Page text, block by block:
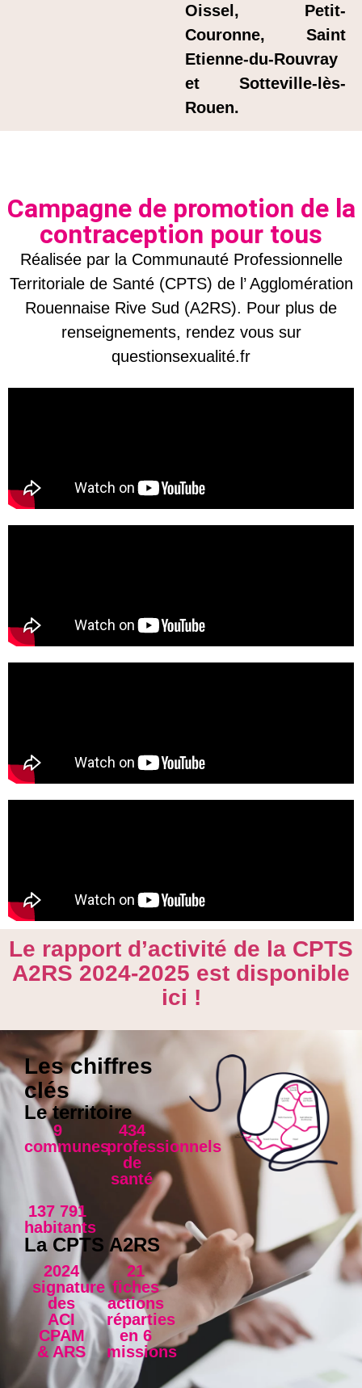
Oissel, Petit-
Couronne, Saint
Etienne-du-Rouvray
et Sotteville-lès-
Rouen.
Campagne de promotion de la
contraception pour tous
Réalisée par la Communauté Professionnelle
Territoriale de Santé (CPTS) de l’ Agglomération
Rouennaise Rive Sud (A2RS). Pour plus de
renseignements, rendez vous sur
questionsexualité.fr
Le rapport d’activité de la CPTS
A2RS 2024-2025 est disponible
ici !
Les chiffres
clés
Le territoire
9
communes
434
professionnels
de
santé
137 791
habitants
La CPTS A2RS
2024
signature
des
ACI
CPAM
& ARS
21
fiches
actions
réparties
en 6
missions